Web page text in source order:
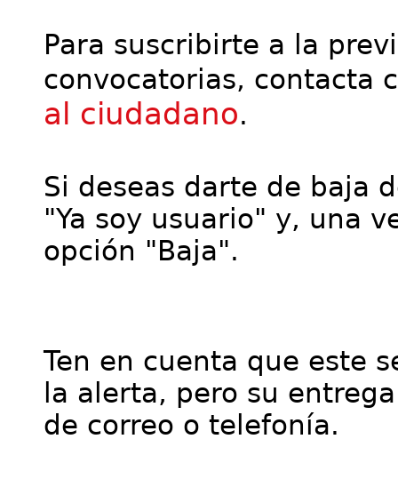
Para suscribirte a la
convocatorias, contacta
al ciudadano.
Si deseas darte de baja
"Ya soy usuario" y, una
opción "Baja".
Ten en cuenta que este
la alerta, pero su
de correo o telefonía.